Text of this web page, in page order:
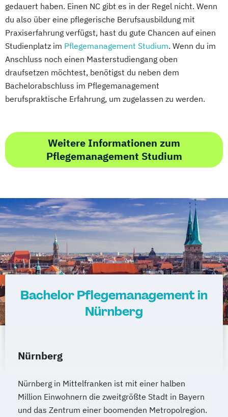
gedauert haben. Einen NC gibt es in der Regel nicht. Wenn
du also über eine pflegerische Berufsausbildung mit
Praxiserfahrung verfügst, hast du gute Chancen auf einen
Studienplatz im Pflegemanagement Studium. Wenn du im
Anschluss noch einen Masterstudiengang oben
draufsetzen möchtest, benötigst du neben dem
Bachelorabschluss im Pflegemanagement
berufspraktische Erfahrung, um zugelassen zu werden.
Weitere Informationen zum
Pflegemanagement Studium
Bachelor Pflegemanagement in
Nürnberg
Nürnberg
Nürnberg in Mittelfranken ist mit einer halben
Million Einwohnern die zweitgrößte Stadt in Bayern
und das Zentrum einer boomenden Metropolregion.